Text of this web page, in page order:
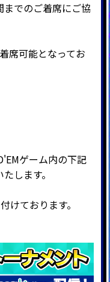
までのご着席にご協
席可能となってお
ゲーム内の下記
します。
けております。